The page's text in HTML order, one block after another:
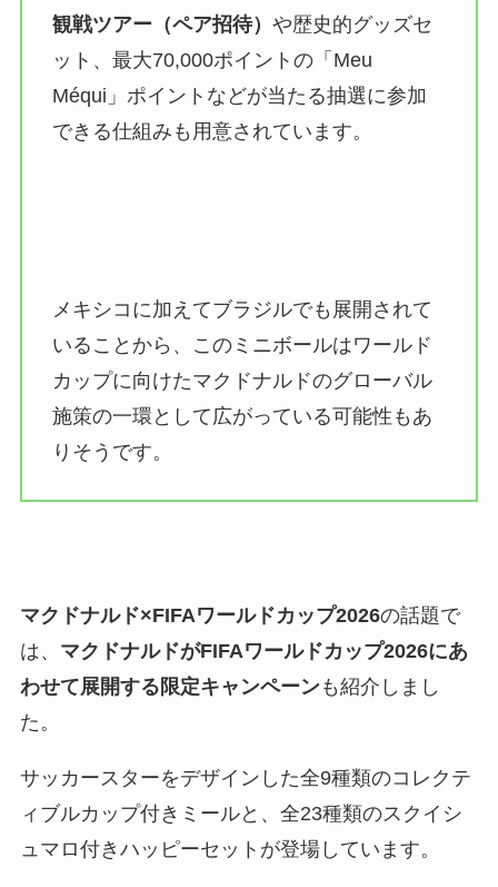
観戦ツアー（ペア招待） や歴史的グッズセ
ット、最大70,000ポイントの「Meu
Méqui」ポイントなどが当たる抽選に参加
できる仕組みも用意されています。
メキシコに加えてブラジルでも展開されて
いることから、このミニボールはワールド
カップに向けたマクドナルドのグローバル
施策の一環として広がっている可能性もあ
りそうです。
マクドナルド×FIFAワールドカップ2026の話題で
は、 マクドナルドがFIFAワールドカップ2026にあ
わせて展開する限定キャンペーンも紹介しまし
た。
サッカースターをデザインした全9種類のコレクテ
ィブルカップ付きミールと、全23種類のスクイシ
ュマロ付きハッピーセットが登場しています。